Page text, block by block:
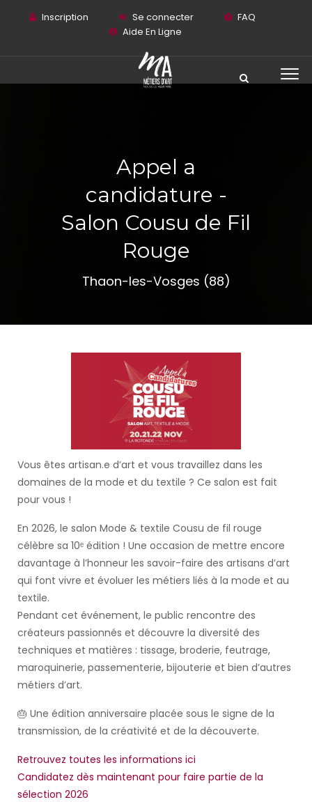
Inscription Se connecter
FAQ
Aide En Ligne
Appel a
candidature -
Salon Cousu de Fil
Rouge
Thaon-les-Vosges (88)
Vous êtes artisan.e d’art et vous travaillez dans les
domaines de la mode et du textile ? Ce salon est fait
pour vous !
En 2026, le salon Mode & textile Cousu de fil rouge
célèbre sa 10ᵉ édition ! Une occasion de mettre encore
davantage à l’honneur les savoir-faire des artisans d’art
qui font vivre et évoluer les métiers liés à la mode et au
textile.
Pendant cet événement, le public rencontre des
créateurs passionnés et découvre la diversité des
techniques et matières : tissage, broderie, feutrage,
maroquinerie, passementerie, bijouterie et bien d’autres
métiers d’art.
🎂 Une édition anniversaire placée sous le signe de la
transmission, de la créativité et de la découverte.
Retrouvez toutes les informations ici
Candidatez dès maintenant pour faire partie de la
sélection 2026